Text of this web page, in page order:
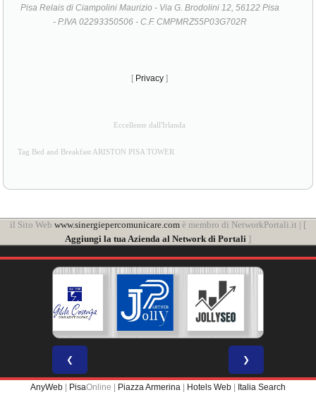
Pisa Relais di Ciampolini Maurizio - Via G. Brodolini 12, 56122 Pisa
- P.IVA 02293350506 - C.F. CMPMRZ55P03G702R
[ Privacy ]
Eccellente dall'Irlanda
Tag Bed and Breakfast ARISTON PISA TOWER
il Sito Web www.sinergiepercomunicare.com è membro di NetworkPortali.it | [
Aggiungi la tua Azienda al Network di Portali ]
❮ ❯
AnyWeb PisaOnline | Piazza Armerina Hotels Web Italia Search